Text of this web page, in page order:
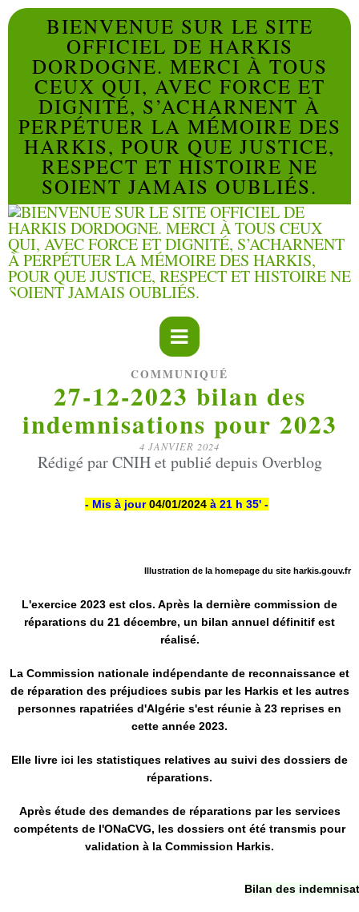
BIENVENUE SUR LE SITE
OFFICIEL DE HARKIS
DORDOGNE. MERCI À TOUS
CEUX QUI, AVEC FORCE ET
DIGNITÉ, S’ACHARNENT À
PERPÉTUER LA MÉMOIRE DES
HARKIS, POUR QUE JUSTICE,
RESPECT ET HISTOIRE NE
SOIENT JAMAIS OUBLIÉS.
COMMUNIQUÉ
27-12-2023 bilan des
indemnisations pour 2023
4 JANVIER 2024
Rédigé par CNIH et publié depuis Overblog
- Mis à jour04/01/2024 à 21 h 35' -
Illustration de la homepage du site harkis.gouv.fr
L'exercice 2023 est clos. Après la dernière commission de
réparations du 21 décembre, un bilan annuel définitif est
réalisé.
La Commission nationale indépendante de reconnaissance et
de réparation des préjudices subis par les Harkis et les autres
personnes rapatriées d'Algérie s'est réunie à 23 reprises en
cette année 2023.
Elle livre ici les statistiques relatives au suivi des dossiers de
réparations.
Après étude des demandes de réparations par les services
compétents de l'ONaCVG, les dossiers ont été transmis pour
validation à la Commission Harkis.
Bilan des